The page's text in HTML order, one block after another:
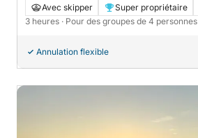
3 heures
Avec skipper Super propriétaire
3 heures · Pour des groupes de 4 personnes
Annulation flexible